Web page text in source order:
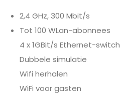
2,4 GHz, 300 Mbit/s
Tot 100 WLan-abonnees
4 x 1GBit/s Ethernet-switch
Dubbele simulatie
Wifi herhalen
WiFi voor gasten